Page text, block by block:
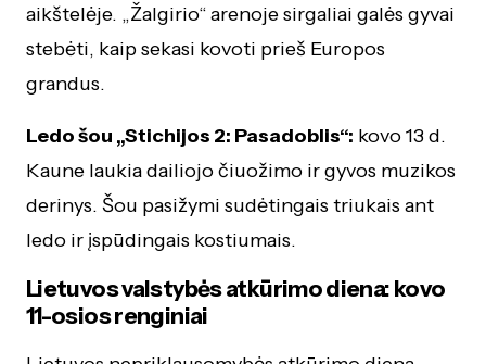
aikštelėje. „Žalgirio“ arenoje sirgaliai galės gyvai
stebėti, kaip sekasi kovoti prieš Europos
grandus.
Ledo šou „Stichijos 2: Pasadoblis“: kovo 13 d.
Kaune laukia dailiojo čiuožimo ir gyvos muzikos
derinys. Šou pasižymi sudėtingais triukais ant
ledo ir įspūdingais kostiumais.
Lietuvos valstybės atkūrimo diena: kovo
11-osios renginiai